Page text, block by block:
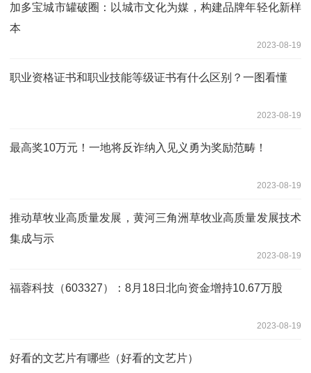
加多宝城市罐破圈：以城市文化为媒，构建品牌年轻化新样
本
2023-08-19
职业资格证书和职业技能等级证书有什么区别？一图看懂
2023-08-19
最高奖10万元！一地将反诈纳入见义勇为奖励范畴！
2023-08-19
推动草牧业高质量发展，黄河三角洲草牧业高质量发展技术
集成与示
2023-08-19
福蓉科技（603327）：8月18日北向资金增持10.67万股
2023-08-19
好看的文艺片有哪些（好看的文艺片）